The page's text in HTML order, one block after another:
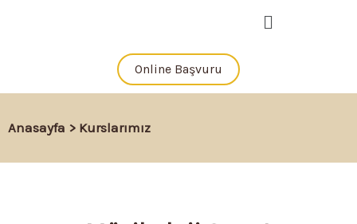
Menü
Online Başvuru
Anasayfa > Kurslarımız